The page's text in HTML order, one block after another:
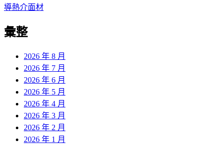
導
覽
導熱介面材
彙整
2026 年 8 月
2026 年 7 月
2026 年 6 月
2026 年 5 月
2026 年 4 月
2026 年 3 月
2026 年 2 月
2026 年 1 月